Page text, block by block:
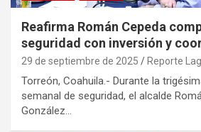
Reafirma Román Cepeda
seguridad con inversión y
29 de septiembre de 2025 Reporte
Torreón, Coahuila.- Durante la
semanal de seguridad, el alcalde
González…